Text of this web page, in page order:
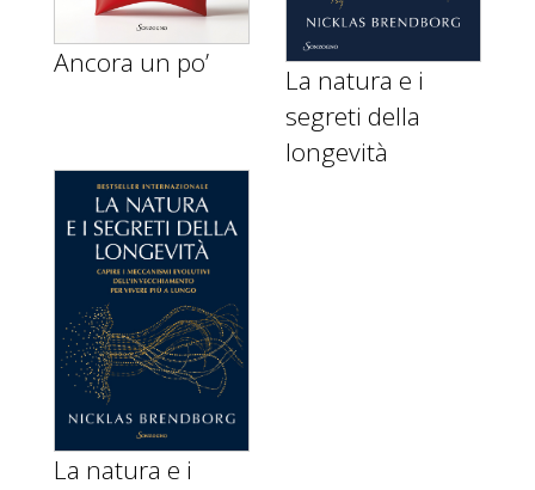
Ancora un po’
La natura e i
segreti della
longevità
La natura e i